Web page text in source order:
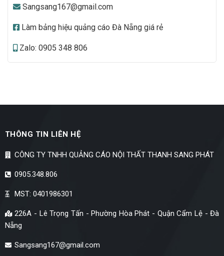
Sangsang167@gmail.com
Làm bảng hiệu quảng cáo Đà Nẵng giá rẻ
Zalo: 0905 348 806
THÔNG TIN LIÊN HỆ
CÔNG TY TNHH QUẢNG CÁO NỘI THẤT THANH SANG PHÁT
0905.348.806
MST: 0401986301
226A - Lê Trọng Tấn - Phường Hòa Phát - Quận Cẩm Lệ - Đà
Nẵng
Sangsang167@gmail.com